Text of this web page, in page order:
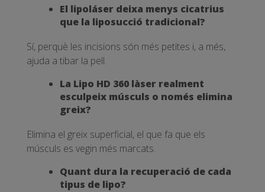
El lipoláser deixa menys cicatrius
que la liposucció tradicional?
Sí, perquè les incisions són més petites i, a més,
ajuda a tibar la pell.
La Lipo HD 360 làser realment
esculpeix músculs o només elimina
greix?
Elimina el greix superficial, el que fa que els
músculs es vegin més marcats.
Quant dura la recuperació de cada
tipus de lipo?